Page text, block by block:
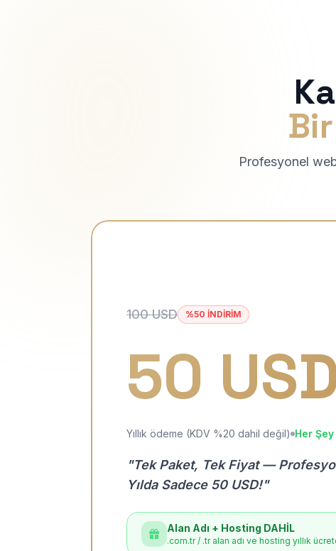
Profesyonel
100 USD %50 İNDİRİM
50 USD
Yıllık ödeme (KDV %20 dahil değil) Her
"Tek Paket, Tek Fiyat —
Yılda Sadece 50 USD!"
Alan Adı + Hosting DAHİL
.com.tr / .tr alan adı ve hosting yıllık